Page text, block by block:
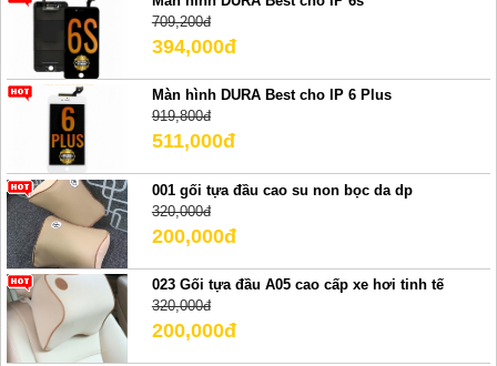
709,200đ
394,000đ
Màn hình DURA Best cho IP 6 Plus
919,800đ
511,000đ
001 gối tựa đầu cao su non bọc da dp
320,000đ
200,000đ
023 Gối tựa đầu A05 cao cấp xe hơi tinh tế
320,000đ
200,000đ